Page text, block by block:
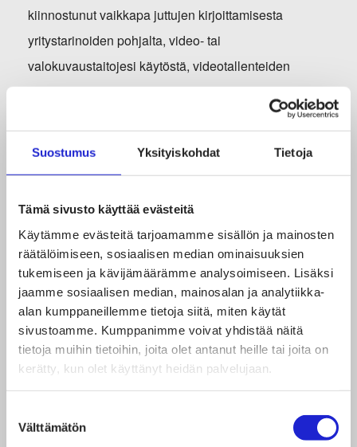
Suostumus Yksityiskohdat Tietoja
Tämä sivusto käyttää evästeitä
Käytämme evästeitä tarjoamamme sisällön ja mainosten
räätälöimiseen, sosiaalisen median ominaisuuksien
tukemiseen ja kävijämäärämme analysoimiseen. Lisäksi
jaamme sosiaalisen median, mainosalan ja analytiikka-
alan kumppaneillemme tietoja siitä, miten käytät
sivustoamme. Kumppanimme voivat yhdistää näitä
tietoja muihin tietoihin, joita olet antanut heille tai joita on
kerätty, kun olet käyttänyt heidän palvelujaan.
valinta
Välttämätön
kiinnostunut vaikkapa juttujen kirjoittamisesta
yritystarinoiden pohjalta, video- tai
valokuvaustaitojesi käytöstä, videotallenteiden
editoinnista, some-takeovereista tai vaikkapa
englanninkielisestä sisällöntuotannosta? Kerro
Harjoittelu alkaa sopimuksen mukaan, aikaisintaan
elokuussa 2021. Harjoittelun kesto sovitaan
tapauskohtaisesti, mutta toiveemme on, että
harjoittelusi kestäisi 3–4 kuukautta. Haemme
tehtävään ensisijaisesti korkeakouluharjoittelijaa.
Edellytämme hakijalta:
Kiinnostusta tekstiili- ja muotialan aiheisiin